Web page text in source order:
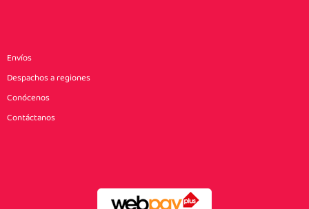
Envíos
Despachos a regiones
Conócenos
Contáctanos